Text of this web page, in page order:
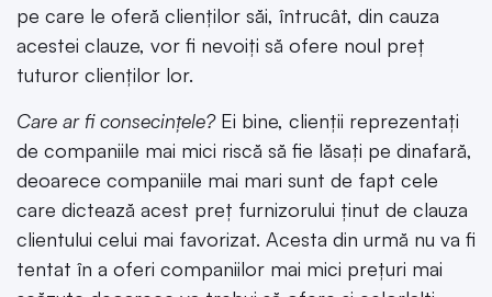
pe care le oferă clienților săi, întrucât, din cauza
acestei clauze, vor fi nevoiți să ofere noul preț
tuturor clienților lor.
Care ar fi consecințele?Ei bine, clienții reprezentați
de companiile mai mici riscă să fie lăsați pe dinafară,
deoarece companiile mai mari sunt de fapt cele
care dictează acest preț furnizorului ținut de clauza
clientului celui mai favorizat. Acesta din urmă nu va fi
tentat în a oferi companiilor mai mici prețuri mai